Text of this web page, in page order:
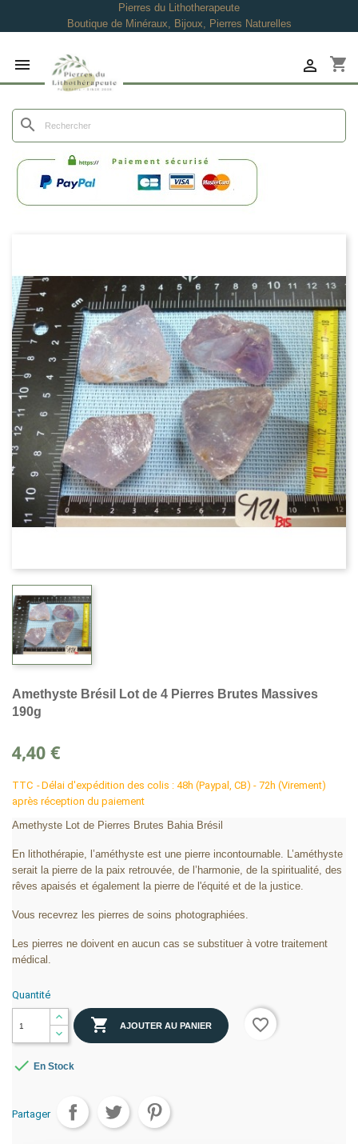
Pierres du Lithotherapeute
Boutique de Minéraux, Bijoux, Pierres Naturelles
 shopping_cart

search
Amethyste Brésil Lot de 4 Pierres Brutes Massives
190g
4,40 €
TTC
Délai d'expédition des colis : 48h (Paypal, CB) - 72h (Virement)
après réception du paiement
Amethyste Lot de Pierres Brutes Bahia Brésil
En lithothérapie, l’améthyste est une pierre incontournable. L’améthyste
serait la pierre de la paix retrouvée, de l’harmonie, de la spiritualité, des
rêves apaisés et également la pierre de l'équité et de la justice.
Vous recevrez les pierres de soins photographiées.
Les pierres ne doivent en aucun cas se substituer à votre traitement
médical.
Quantité
 AJOUTER AU PANIER favorite_border
 En Stock
Partager